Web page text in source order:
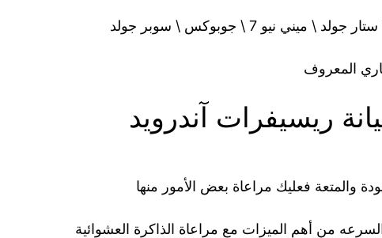
المعروف
ريسيفرات آندرويد
والمتعة فعليك مراعاة بعض الأمور منها
السرعه من أهم الميزات مع مراعاة الذاكرة العشوائية